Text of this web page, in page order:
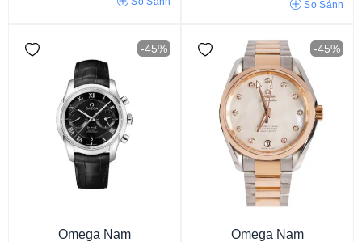
Unisex
So Sánh
-45%
Omega Nam
-45%
Omega Nam